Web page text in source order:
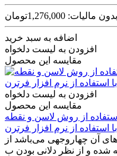
1,276,000تومان
اضافه به سبد خرید
افزودن به لیست دلخواه
مقایسه این محصول
افزودن به لیست دلخواه
مقایسه این محصول
از روش لاسن و نقطه
استفاده از نرم افزار فرترن
آن چهاروجهی می‌باشد از